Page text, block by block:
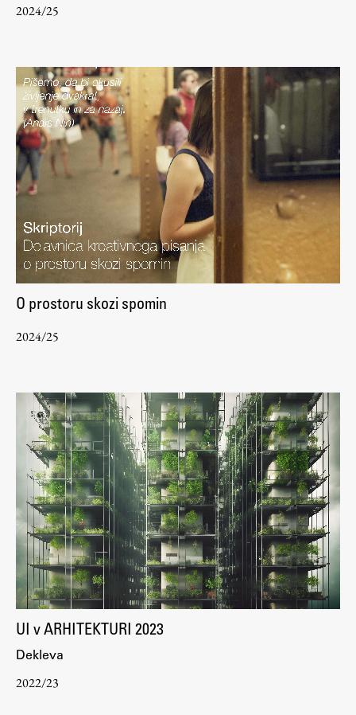
Aktualno
Obvestila
Novice
Koledar dogodkov
Program dela
Raziskovanje
Dosežki
Inštituti
Svetlobni LAB
Delo
Seminarji
Seminarske teme
Gostujoči profesor
Ekskurzije
2024/25
O prostoru skozi spomin
2024/25
UI v ARHITEKTURI 2023
Dekleva
2022/23